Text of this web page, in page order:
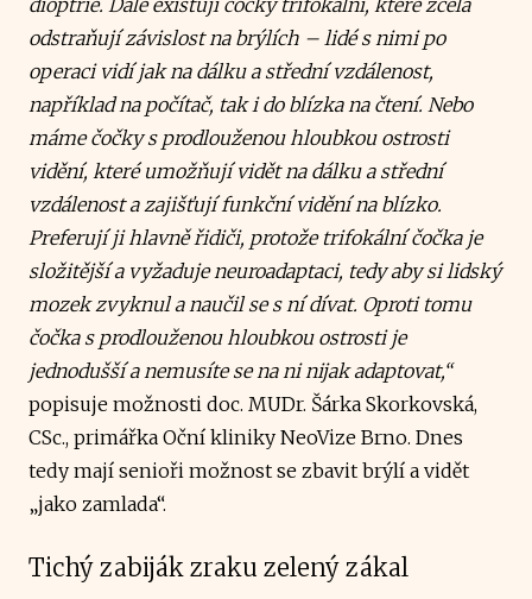
odstraňují závislost na brýlích – lidé s nimi po
operaci vidí jak na dálku a střední vzdálenost,
například na počítač, tak i do blízka na čtení. Nebo
máme čočky s prodlouženou hloubkou ostrosti
vidění, které umožňují vidět na dálku a střední
vzdálenost a zajišťují funkční vidění na blízko.
Preferují ji hlavně řidiči, protože trifokální čočka je
složitější a vyžaduje neuroadaptaci, tedy aby si lidský
mozek zvyknul a naučil se s ní dívat. Oproti tomu
čočka s prodlouženou hloubkou ostrosti je
jednodušší a nemusíte se na ni nijak adaptovat,“
popisuje možnosti doc. MUDr. Šárka Skorkovská,
CSc., primářka Oční kliniky NeoVize Brno. Dnes
tedy mají senioři možnost se zbavit brýlí a vidět
„jako zamlada“.
Tichý zabiják zraku zelený zákal